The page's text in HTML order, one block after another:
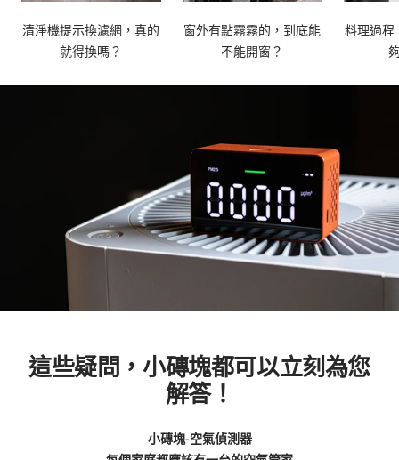
清淨機提示換濾網，真的
就得換嗎？
窗外有點霧霧的，到底能
不能開窗？
料理過程
這些疑問，小磚塊都可以立刻為您
解答！
小磚塊-空氣偵測器